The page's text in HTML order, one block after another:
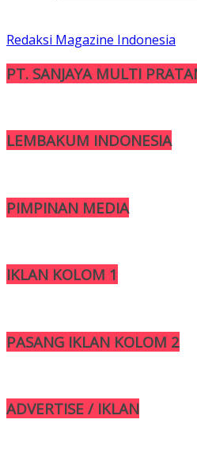
Redaksi Magazine Indonesia
PT. SANJAYA MULTI
LEMBAKUM INDONESIA
PIMPINAN MEDIA
IKLAN KOLOM 1
PASANG IKLAN KOLOM 2
ADVERTISE / IKLAN